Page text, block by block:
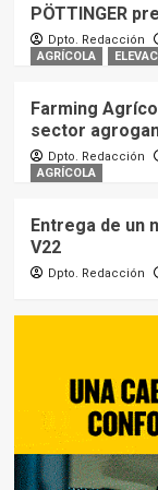
PÖTTINGER
Dpto. Redacción
AGRÍCOLA
Farming
sector
Dpto. Redacción
AGRÍCOLA
Entrega de un
V22
Dpto. Redacción